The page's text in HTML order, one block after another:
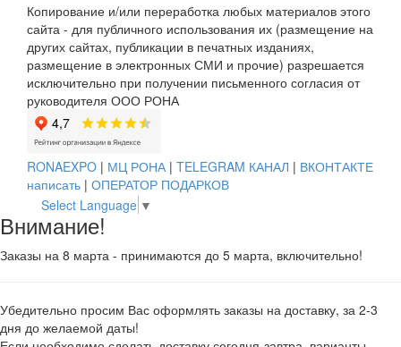
Копирование и/или переработка любых материалов этого
сайта - для публичного использования их (размещение на
других сайтах, публикации в печатных изданиях,
размещение в электронных СМИ и прочие) разрешается
исключительно при получении письменного согласия от
руководителя ООО РОНА
RONAEXPO | МЦ РОНА | TELEGRAM КАНАЛ | ВКОНТАКТЕ
написать | ОПЕРАТОР ПОДАРКОВ
Select Language ▼
Внимание!
Заказы на 8 марта - принимаются до 5 марта, включительно!
Убедительно просим Вас оформлять заказы на доставку, за 2-3
дня до желаемой даты!